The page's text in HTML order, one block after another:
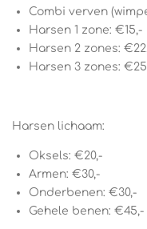
Combi verven
Harsen 1 zone: €15,-
Harsen 2 zones:
Harsen 3 zones:
Harsen lichaam:
Oksels: €20,-
Armen: €30,-
Onderbenen: €30,-
Gehele benen: €45,-